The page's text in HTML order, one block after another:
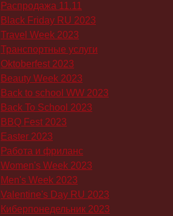
Распродажа 11.11
Black Friday RU 2023
Travel Week 2023
Транспортные услуги
Oktoberfest 2023
Beauty Week 2023
Back to school WW 2023
Back To School 2023
BBQ Fest 2023
Easter 2023
Работа и фриланс
Women's Week 2023
Men's Week 2023
Valentine's Day RU 2023
Киберпонедельник 2023